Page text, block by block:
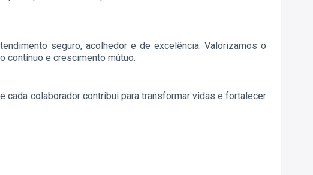
seguro, acolhedor e de excelência. Valorizamos o
contínuo e crescimento mútuo.
cada colaborador contribui para transformar vidas e fortalecer